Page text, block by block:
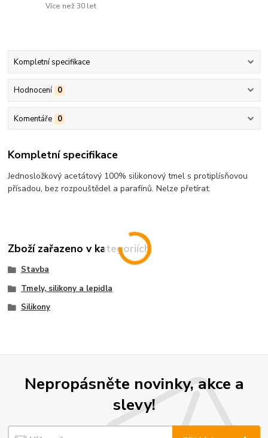
Více než 30 let
Kompletní specifikace
Hodnocení 0
Komentáře 0
Kompletní specifikace
Jednosložkový acetátový 100% silikonový tmel s protiplísňovou
přísadou, bez rozpouštědel a parafínů. Nelze přetírat.
Zboží zařazeno v kategoriích
Stavba
Tmely, silikony a lepidla
Silikony
Nepropásněte novinky, akce a
slevy!